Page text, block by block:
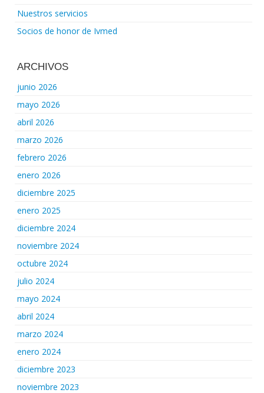
Nuestros servicios
Socios de honor de Ivmed
ARCHIVOS
junio 2026
mayo 2026
abril 2026
marzo 2026
febrero 2026
enero 2026
diciembre 2025
enero 2025
diciembre 2024
noviembre 2024
octubre 2024
julio 2024
mayo 2024
abril 2024
marzo 2024
enero 2024
diciembre 2023
noviembre 2023